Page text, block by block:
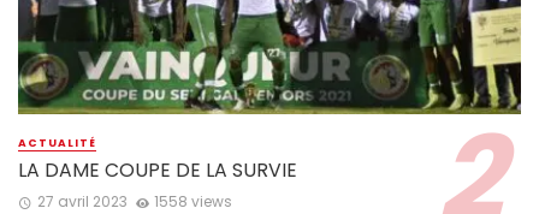
ACTUALITÉ
LA DAME COUPE DE LA SURVIE
27 avril 2023 1558 views